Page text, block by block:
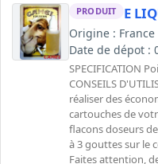
PRODUIT E
Origine : France
Date de dépot :
SPECIFICATION
CONSEILS
réaliser des
cartouches de
flacons doseurs
à 3 gouttes sur le
Faites attention,